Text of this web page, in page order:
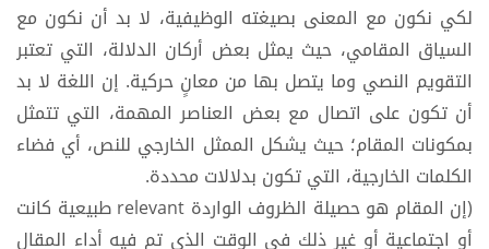
لكي نكون مع المعنى بصيغته الوظيفية، لا بد أن نكون مع
السياق المقامي، حيث يمثل بعض أركان الدلالة، التي تعتبر
التقويم النصي وما يتصل بها من معانٍ حركية. إن اللغة لا بد
أن تكون على اتصال مع بعض العناصر المهمة، التي تتمثل
بمكونات المقام؛ حيث يشكل الممثل الخارجي للنص، أي فضاء
الكلمات الخارجية، التي تكون بدلالات محددة.
(إن المقام هو حصيلة الظروف الواردة relevant طبيعية كانت
أو اجتماعية أو غير ذلك في الوقت الذي تم فيه أداء المقال